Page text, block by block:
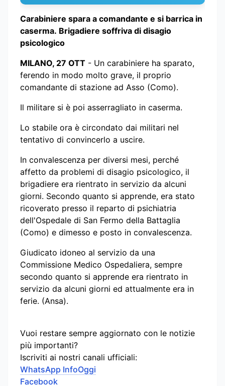
Carabiniere spara a comandante e si barrica in
caserma. Brigadiere soffriva di disagio
psicologico
MILANO, 27 OTT - Un carabiniere ha sparato,
ferendo in modo molto grave, il proprio
comandante di stazione ad Asso (Como).
Il militare si è poi asserragliato in caserma.
Lo stabile ora è circondato dai militari nel
tentativo di convincerlo a uscire.
In convalescenza per diversi mesi, perché
affetto da problemi di disagio psicologico, il
brigadiere era rientrato in servizio da alcuni
giorni. Secondo quanto si apprende, era stato
ricoverato presso il reparto di psichiatria
dell'Ospedale di San Fermo della Battaglia
(Como) e dimesso e posto in convalescenza.
Giudicato idoneo al servizio da una
Commissione Medico Ospedaliera, sempre
secondo quanto si apprende era rientrato in
servizio da alcuni giorni ed attualmente era in
ferie. (Ansa).
Vuoi restare sempre aggiornato con le notizie
più importanti?
Iscriviti ai nostri canali ufficiali:
WhatsApp InfoOggi
Facebook